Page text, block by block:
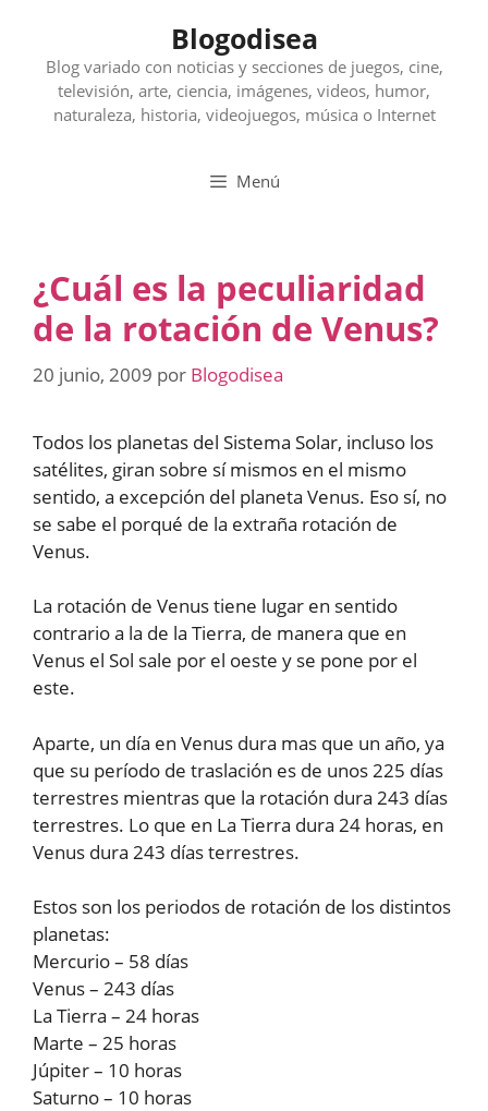
contenido
Blogodisea
Blog variado con noticias y secciones de juegos, cine,
televisión, arte, ciencia, imágenes, videos, humor,
naturaleza, historia, videojuegos, música o Internet
Menú
¿Cuál es la peculiaridad
de la rotación de Venus?
20 junio, 2009 por Blogodisea
Todos los planetas del Sistema Solar, incluso los
satélites, giran sobre sí mismos en el mismo
sentido, a excepción del planeta Venus. Eso sí, no
se sabe el porqué de la extraña rotación de
Venus.
La rotación de Venus tiene lugar en sentido
contrario a la de la Tierra, de manera que en
Venus el Sol sale por el oeste y se pone por el
este.
Aparte, un día en Venus dura mas que un año, ya
que su período de traslación es de unos 225 días
terrestres mientras que la rotación dura 243 días
terrestres. Lo que en La Tierra dura 24 horas, en
Venus dura 243 días terrestres.
Estos son los periodos de rotación de los distintos
planetas:
Mercurio – 58 días
Venus – 243 días
La Tierra – 24 horas
Marte – 25 horas
Júpiter – 10 horas
Saturno – 10 horas